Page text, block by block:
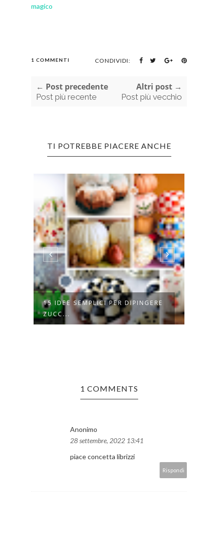
magico
1 COMMENTI CONDIVIDI:
← Post precedente
Post più recente
Altri post →
Post più vecchio
TI POTREBBE PIACERE ANCHE
15 IDEE SEMPLICI PER DIPINGERE
ZUCC...
1 COMMENTS
Anonimo
28 settembre, 2022 13:41
piace concetta librizzi
Rispondi